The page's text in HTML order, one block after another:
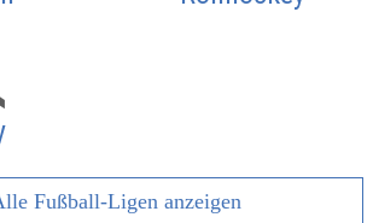
Fußball-Ligen anzeigen